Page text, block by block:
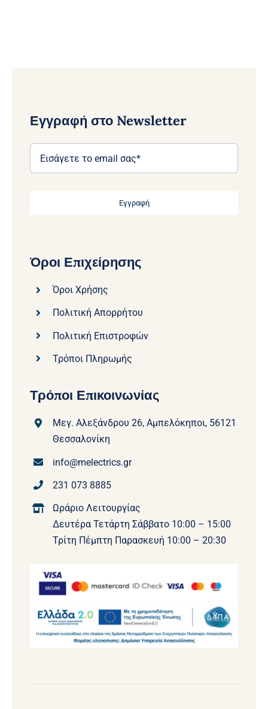
Εγγραφή στο Newsletter
Εγγραφή
Όροι Επιχείρησης
Όροι Χρήσης
Πολιτική Απορρήτου
Πολιτική Επιστροφών
Τρόποι Πληρωμής
Τρόποι Επικοινωνίας
Μεγ. Αλεξάνδρου 26, Αμπελόκηποι, 56121
Θεσσαλονίκη
info@melectrics.gr
231 073 8885
Ωράριο Λειτουργίας
Δευτέρα Τετάρτη Σάββατο 10:00 – 15:00
Τρίτη Πέμπτη Παρασκευή 10:00 – 20:30